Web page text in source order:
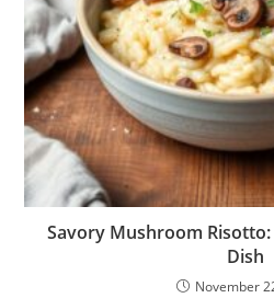
Savory Mushroom
Dish
November